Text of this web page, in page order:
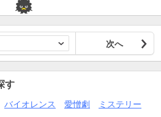
次へ
す
バイオレンス 愛憎劇
ミステリー